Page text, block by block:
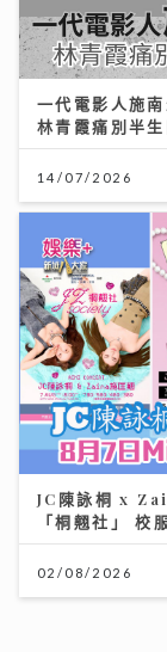
一代電影人施
林青霞痛別半
14/07/2026
JC陳詠桐 x
「桐翹社」
02/08/2026